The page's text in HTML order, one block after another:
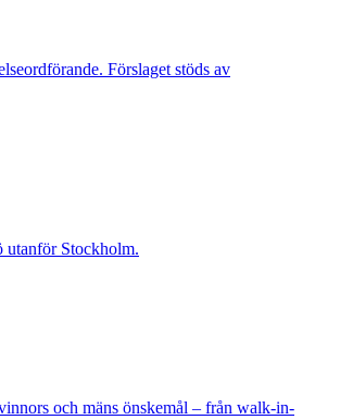
Förslaget stöds av
utanför Stockholm.
och mäns önskemål – från walk-in-